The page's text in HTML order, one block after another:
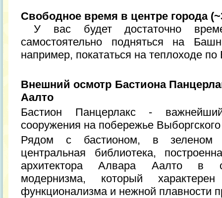
Свободное время в центре города
У вас будет достаточно
самостоятельно подняться на
например, покататься на теплоходе
Внешний осмотр Бастиона
Аалто
Бастион Панцерлакс -
сооружения на побережье
Рядом с бастионом, в зеленом
центральная библиотека,
архитектора Алвара Аалто в
модернизма, который характерен
функционализма и нежной плавности